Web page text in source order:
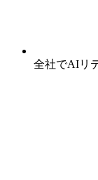
全社でAIリ